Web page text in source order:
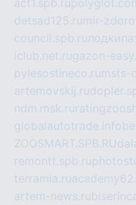
detsad125.ru mir-
council.spb.ru
iclub.net.rugazon-
pylesostineco.ru msts-
artemovskij.ru
ndm.msk.ru
globalautotrade.info
ZOOSMART.SPB.RU
remontt.spb.ru
terramia.ru
artem-news.ru